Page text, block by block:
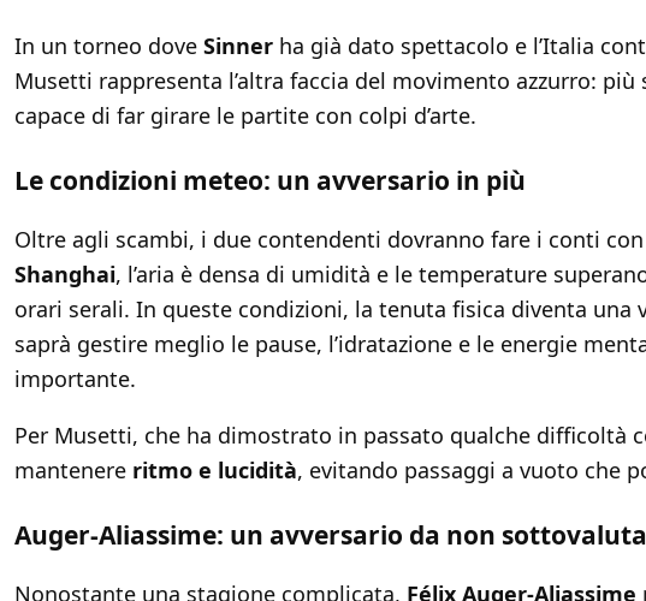
In un torneo dove Sinner ha già dato spettacolo e l’Italia
Musetti rappresenta l’altra faccia del movimento azzurro:
capace di far girare le partite con colpi d’arte.
Le condizioni meteo: un avversario in più
Oltre agli scambi, i due contendenti dovranno fare i conti
Shanghai, l’aria è densa di umidità e le temperature
orari serali. In queste condizioni, la tenuta fisica diventa una
saprà gestire meglio le pause, l’idratazione e le energie
importante.
Per Musetti, che ha dimostrato in passato qualche difficoltà
mantenere ritmo e lucidità, evitando passaggi a vuoto che
Auger-Aliassime: un avversario da non
Nonostante una stagione complicata, Félix Auger-Aliassime